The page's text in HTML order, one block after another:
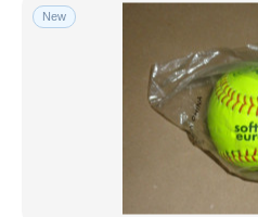
Free shipping
Payment methods
PayPal
Bank transfer
New